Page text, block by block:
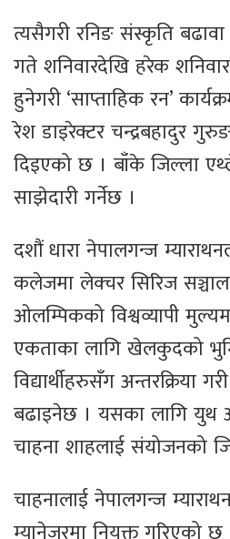
त्यसैगरी रनिङ संस्कृति
गते शनिवारदेखि हरेक शनिवार
हुनेगरी ‘साप्ताहिक रन’
रेश डाइरेक्टर चन्द्रबहादुर
दिइएको छ । बाँके जिल्ला
साझेदारी गर्नेछ ।
दशौं धारा नेपालगन्ज
कलेजमा लेक्चर सिरिज
ओलम्पिकको विश्वव्यापी
एकताका लागि खेलकुदको
विद्यार्थीहरुसँग अन्तरक्रिया
बढाइनेछ । यसका लागि युथ
चाहना शाहलाई संयोजनको
चाहनालाई नेपालगन्ज